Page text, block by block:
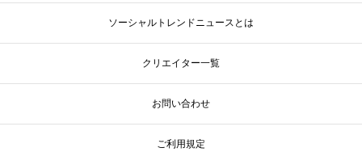
ソーシャルトレンドニュースとは
クリエイター一覧
お問い合わせ
ご利用規定